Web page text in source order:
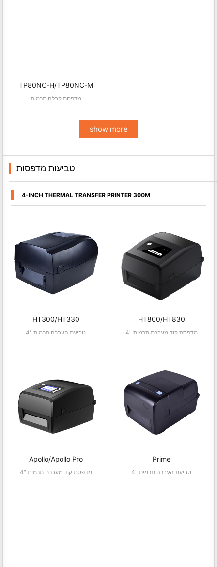
TP80NC-H/TP80NC-M
מדפסת קבלה תרמית
show more
טביעות מדפסות
4-INCH THERMAL TRANSFER PRINTER 300M
HT300/HT330
4" טביעת העברה תרמית
HT800/HT830
4" מדפסת קוד מעברת תרמית
Apollo/Apollo Pro
4" מדפסת קוד מעברת תרמית
Prime
4" טביעת העברה תרמית